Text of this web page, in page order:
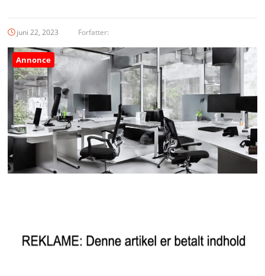
juni 22, 2023 Forfatter:
Annonce